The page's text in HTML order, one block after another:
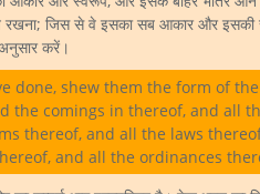
जिस से वे इसका सब आकार और इसकी
करें।
done, shew them the form of
the comings in thereof, and all
thereof, and all the laws
and all the ordinances